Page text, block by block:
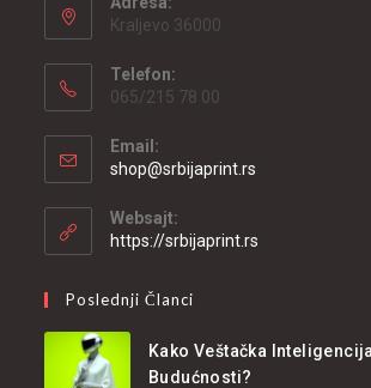
Kraljevo 36000
Telefon:
065/215 78 00
Email:
shop@srbijaprint.rs
Websajt:
https://srbijaprint.rs
Poslednji Članci
Kako Veštačka
Budućnosti?